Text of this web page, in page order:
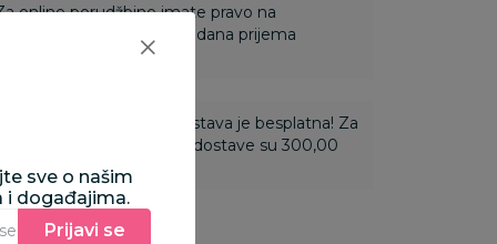
online porudžbine imate pravo na
u roku od 14 dana od dana prijema
3.500,00 rsd i više dostava je besplatna! Za
3.499,99 rsd troškovi dostave su 300,00
sve o našim
i događajima.
Unesite Vašu e‑mail adresu da biste se prijavili na newsletter.
Prijavi se